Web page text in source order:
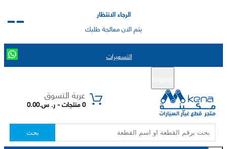
الرجاء الانتظار
يتم الان معالجة طلبك
التسعيرات
عربة التسوق
0 منتجات - ر. س.0.00
بحث